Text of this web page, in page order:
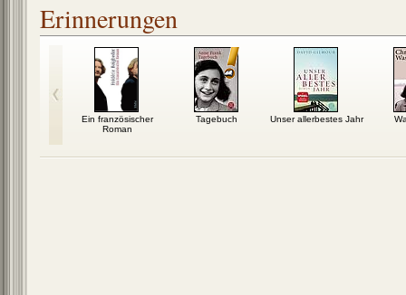
Erinnerungen
Ein französischer
Roman
Tagebuch Unser allerbestes Jahr